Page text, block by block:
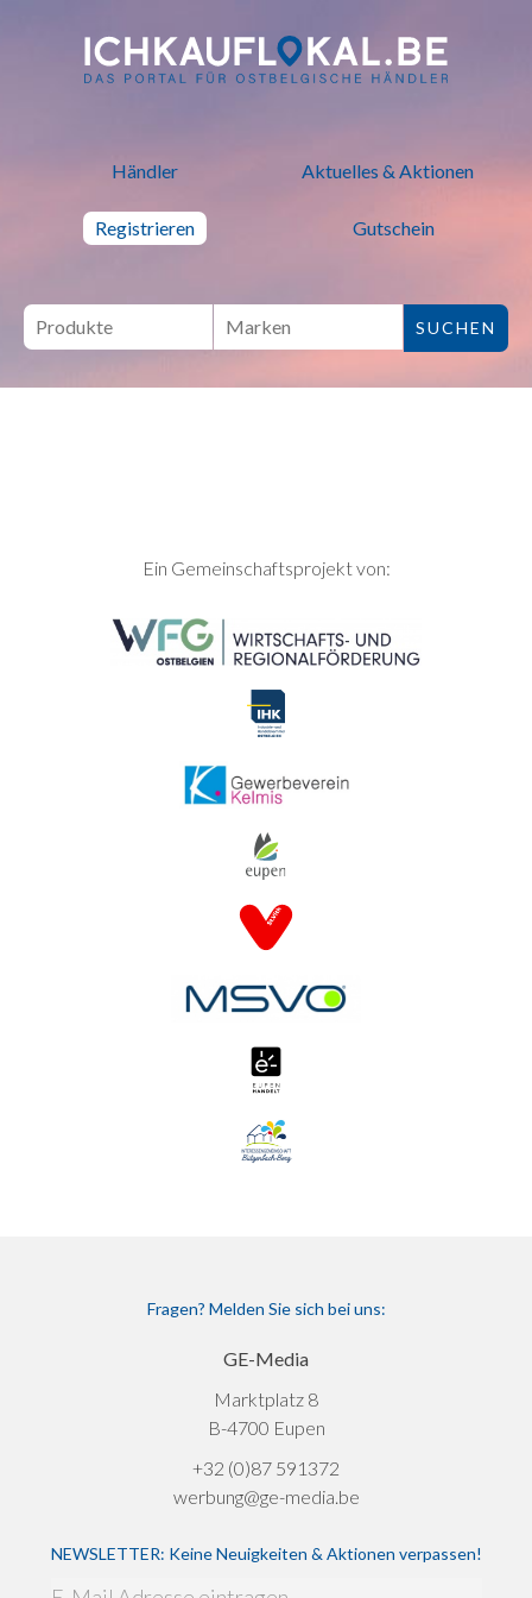
ich kauf lokal - Bei lokalen
Händler Aktuelles & Aktionen
Registrieren Gutschein
SEITENFUSSEin Gemeinschaftsprojekt von:
Fragen? Melden Sie sich bei uns:
GE-Media
Marktplatz 8
B-4700 Eupen
+32 (0)87 591372
werbung@ge-media.be
NEWSLETTER: Keine Neuigkeiten & Aktionen verpassen!